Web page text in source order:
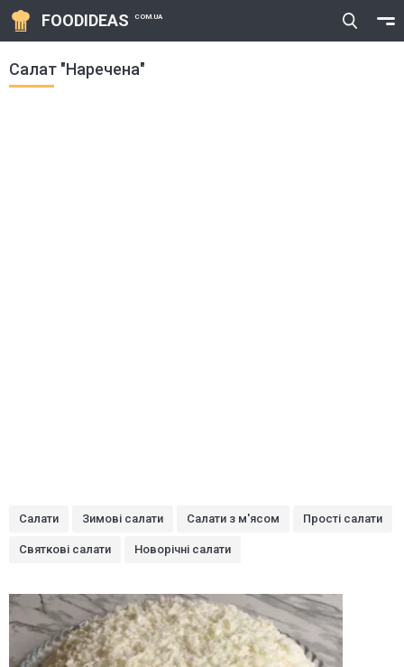
FOODIDEAS COM.UA
Салат "Наречена"
Салати Зимові салати Салати з м'ясом Прості салати
Святкові салати Новорічні салати